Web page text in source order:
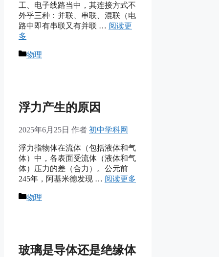
工、电子线路当中，其连接方式不
外乎三种：并联、串联、混联（电
路中即有串联又有并联 … 阅读更
多
分
物理
浮力产生的原因
2025年6月25日 作者 初中学科网
浮力指物体在流体（包括液体和气
体）中，各表面受流体（液体和气
体）压力的差（合力）。公元前
245年，阿基米德发现 … 阅读更多
分
物理
玻璃是导体还是绝缘体